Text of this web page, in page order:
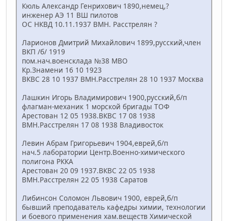
Кюль Александр Генрихович 1890,немец,?
инженер АЭ 11 ВШ пилотов
ОС НКВД 10.11.1937 ВМН. Расстрелян ?
Ларионов Дмитрий Михайлович 1899,русский,член
ВКП /б/ 1919
пом.нач.военсклада №38 МВО
Кр.Знамени 16 10 1923
ВКВС 28 10 1937 ВМН.Расстрелян 28 10 1937 Москва
Лашкин Игорь Владимирович 1900,русский,б/п
флагман-механик 1 морской бригады ТОФ
Арестован 12 05 1938.ВКВС 17 08 1938
ВМН.Расстрелян 17 08 1938 Владивосток
Левин Абрам Григорьевич 1904,еврей,б/п
нач.5 лаборатории Центр.Военно-химического
полигона РККА
Арестован 20 09 1937.ВКВС 22 05 1938
ВМН.Расстрелян 22 05 1938 Саратов
Либинсон Соломон Львович 1900, еврей,б/п
бывший преподаватель кафедры химии, технологии
и боевого применения хам.веществ Химической